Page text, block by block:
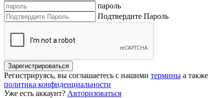
пароль
Подтвердите Пароль
Зарегистрироваться
Регистрируясь, вы соглашаетесь с нашими термины а также
политика конфиденциальности
Уже есть аккаунт? Авторизоваться